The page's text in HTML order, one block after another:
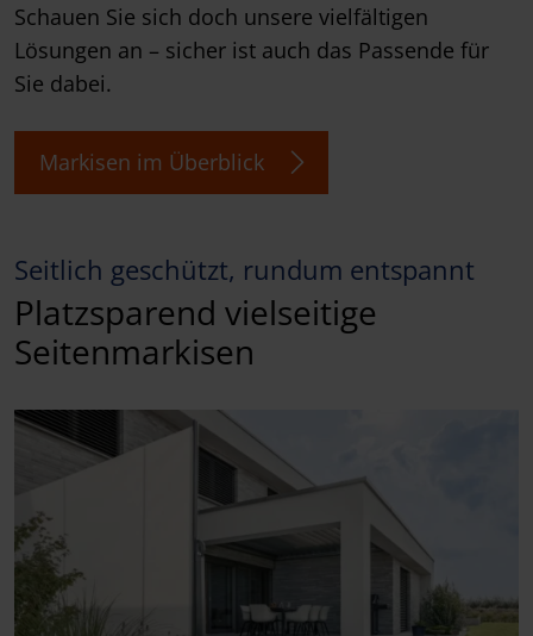
Schauen Sie sich doch unsere vielfältigen
Lösungen an – sicher ist auch das Passende für
Sie dabei.
Markisen im Überblick
Seitlich geschützt, rundum entspannt
Platzsparend vielseitige
Seitenmarkisen